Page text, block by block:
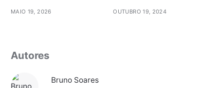
MAIO 19, 2026 OUTUBRO 19, 2024
Autores
Bruno Soares